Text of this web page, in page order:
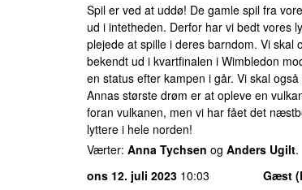
Spil er ved at uddø! De gamle spil fra
ud i intetheden. Derfor har vi bedt vores
plejede at spille i deres barndom. Vi skal
bekendt ud i kvartfinalen i Wimbledon
en status efter kampen i går. Vi skal
Annas største drøm er at opleve en
foran vulkanen, men vi har fået det
lyttere i hele norden!
Værter: Anna Tychsen og Anders Ugilt.
ons 12. juli 2023 10:03 Gæst